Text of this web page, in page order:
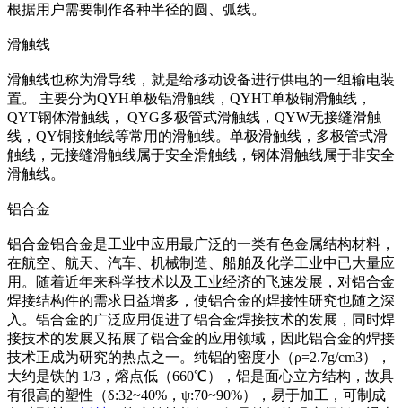
根据用户需要制作各种半径的圆、弧线。
滑触线
滑触线也称为滑导线，就是给移动设备进行供电的一组输电装
置。 主要分为QYH单极铝滑触线，QYHT单极铜滑触线，
QYT钢体滑触线， QYG多极管式滑触线，QYW无接缝滑触
线，QY铜接触线等常用的滑触线。单极滑触线，多极管式滑
触线，无接缝滑触线属于安全滑触线，钢体滑触线属于非安全
滑触线。
铝合金
铝合金铝合金是工业中应用最广泛的一类有色金属结构材料，
在航空、航天、汽车、机械制造、船舶及化学工业中已大量应
用。随着近年来科学技术以及工业经济的飞速发展，对铝合金
焊接结构件的需求日益增多，使铝合金的焊接性研究也随之深
入。铝合金的广泛应用促进了铝合金焊接技术的发展，同时焊
接技术的发展又拓展了铝合金的应用领域，因此铝合金的焊接
技术正成为研究的热点之一。纯铝的密度小（ρ=2.7g/cm3），
大约是铁的 1/3，熔点低（660℃），铝是面心立方结构，故具
有很高的塑性（δ:32~40%，ψ:70~90%），易于加工，可制成